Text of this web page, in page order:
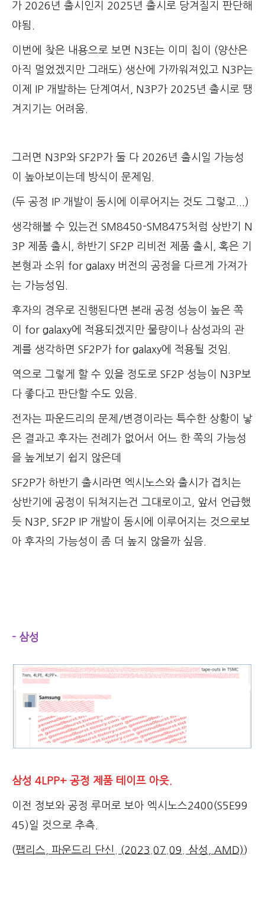
가 2026년 출시인지 2025년 출시로 당겨질지 판단해
야됨.
이번에 찾은 내용으로 보면 N3E는 이미 칩이 (양산은
아직 멀었겠지만 그래도) 생산에 가까워져있고 N3P는
이제 IP 개발하는 단계여서, N3P가 2025년 출시로 땡
겨지기는 어려움.
그러면 N3P와 SF2P가 둘 다 2026년 출시일 가능성
이 높아보이는데 방식이 문제임.
(두 공정 IP 개발이 동시에 이루어지는 것도 그렇고...)
생각해볼 수 있는건 SM8450-SM8475처럼 상반기 N
3P 제품 출시, 하반기 SF2P 리비전 제품 출시, 혹은 기
본형과 소위 for galaxy 버전의 공정을 다르게 가져가
는 가능성임.
후자의 경우로 진행된다면 본래 공정 성능이 높은 쪽
이 for galaxy에 적용되겠지만 물량이나 삼성과의 관
계를 생각하면 SF2P가 for galaxy에 적용될 것임.
역으로 그렇게 할 수 있을 정도로 SF2P 성능이 N3P보
다 좋다고 판단할 수도 있음.
전자는 파운드리의 문제/변경이라는 특수한 상황이 낳
은 결과고 후자는 전례가 없어서 어느 한 쪽의 가능성
을 높게보기 쉽지 않은데
SF2P가 하반기 출시라면 엑시노스와 출시가 겹치는
상반기에 공정이 뒤쳐지는건 그대로이고, 앞서 언급했
듯 N3P, SF2P IP 개발이 동시에 이루어지는 것으로보
아 후자의 가능성이 좀 더 높지 않을까 싶음.
- 삼성
삼성 4LPP+ 공정 제품 테이프 아웃.
이전 정보와 공정 루머로 보아 엑시노스2400(S5E99
45)일 것으로 추측.
(팹리스, 파운드리 단신. (2023.07.09. 삼성, AMD) )